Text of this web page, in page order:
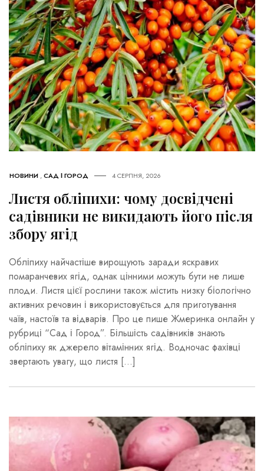
НОВИНИ ,САД І ГОРОД 4 СЕРПНЯ, 2026
Листя обліпихи: чому досвідчені
садівники не викидають його після
збору ягід
Обліпиху найчастіше вирощують заради яскравих
помаранчевих ягід, однак цінними можуть бути не лише
плоди. Листя цієї рослини також містить низку біологічно
активних речовин і використовується для приготування
чаїв, настоїв та відварів. Про це пише Жмеринка онлайн у
рубриці “Сад і Город”. Більшість садівників знають
обліпиху як джерело вітамінних ягід. Водночас фахівці
звертають увагу, що листя […]